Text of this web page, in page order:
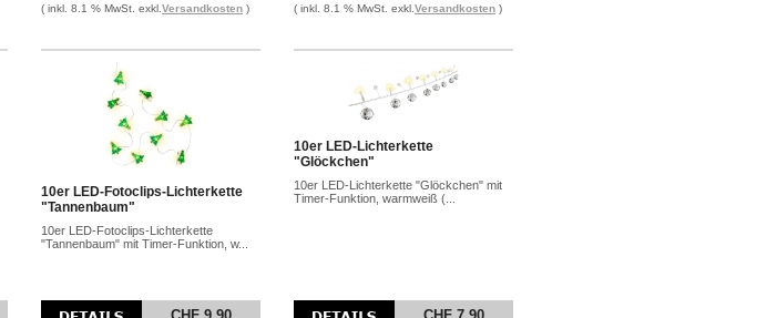
( inkl. 8.1 % MwSt. exkl. Versandkosten ) ( inkl. 8.1 % MwSt. exkl. Versandkosten )
10er LED-Fotoclips-Lichterkette
"Tannenbaum"
10er LED-Fotoclips-Lichterkette
"Tannenbaum" mit Timer-Funktion, w...
10er LED-Lichterkette
"Glöckchen"
10er LED-Lichterkette "Glöckchen" mit
Timer-Funktion, warmweiß (...